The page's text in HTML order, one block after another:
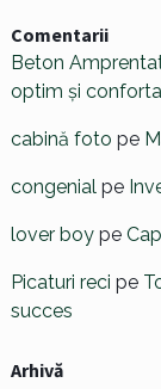
Comentarii
Beton
optim și
cabină foto pe
congenialpe
lover boype
Picaturi reci pe
succes
Arhivă